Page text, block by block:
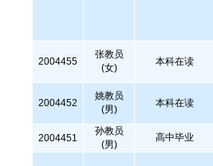
2004455
张教员
(女)
本科在读
2004452
姚教员
(男)
本科在读
2004451
孙教员
(男)
高中毕业